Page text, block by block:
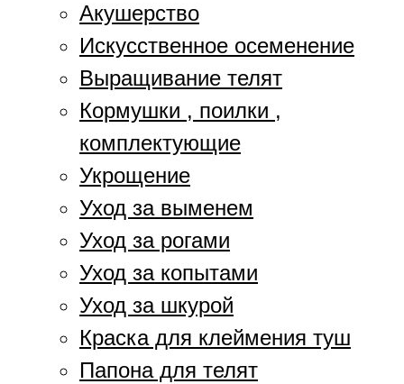
Акушерство
Искусственное осеменение
Выращивание телят
Кормушки , поилки ,
комплектующие
Укрощение
Уход за выменем
Уход за рогами
Уход за копытами
Уход за шкурой
Краска для клеймения туш
Папона для телят